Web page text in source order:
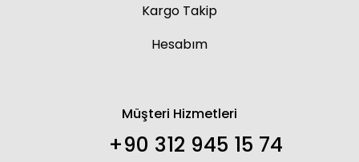
Kargo Takip
Hesabım
Müşteri Hizmetleri
+90 312 945 15 74